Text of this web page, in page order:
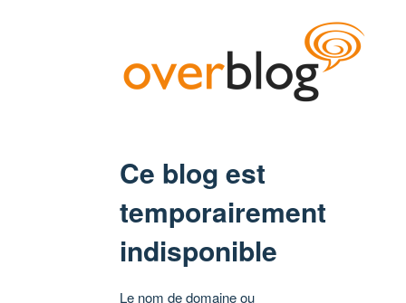
Ce blog est
temporairement
indisponible
Le nom de domaine ou